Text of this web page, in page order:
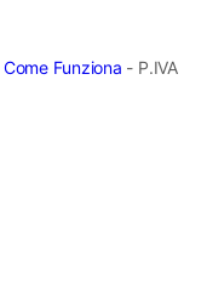
Come Funziona - P.IVA